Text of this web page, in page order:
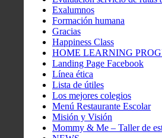
Exalumnos
Formación humana
Gracias
Happiness Class
HOME LEARNING
Landing Page Facebook
Línea ética
Lista de útiles
Los mejores colegios
Menú Restaurante Escolar
Misión y Visión
Mommy & Me – Taller de